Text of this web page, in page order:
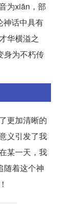
为xiān，部
神话中具有
华横溢之
身为不朽传
更加清晰的
义引发了我
某一天，我
随着这个神